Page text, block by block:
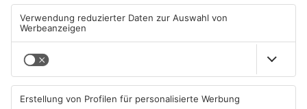
Mann schießt in Neuberg mit
Schreckschusswaffe auf
KINZIG-KREIS
Schwerer Unfall zwischen
07.08.2026, 07:07 UHR IN MAIN-
KINZIG-KREIS